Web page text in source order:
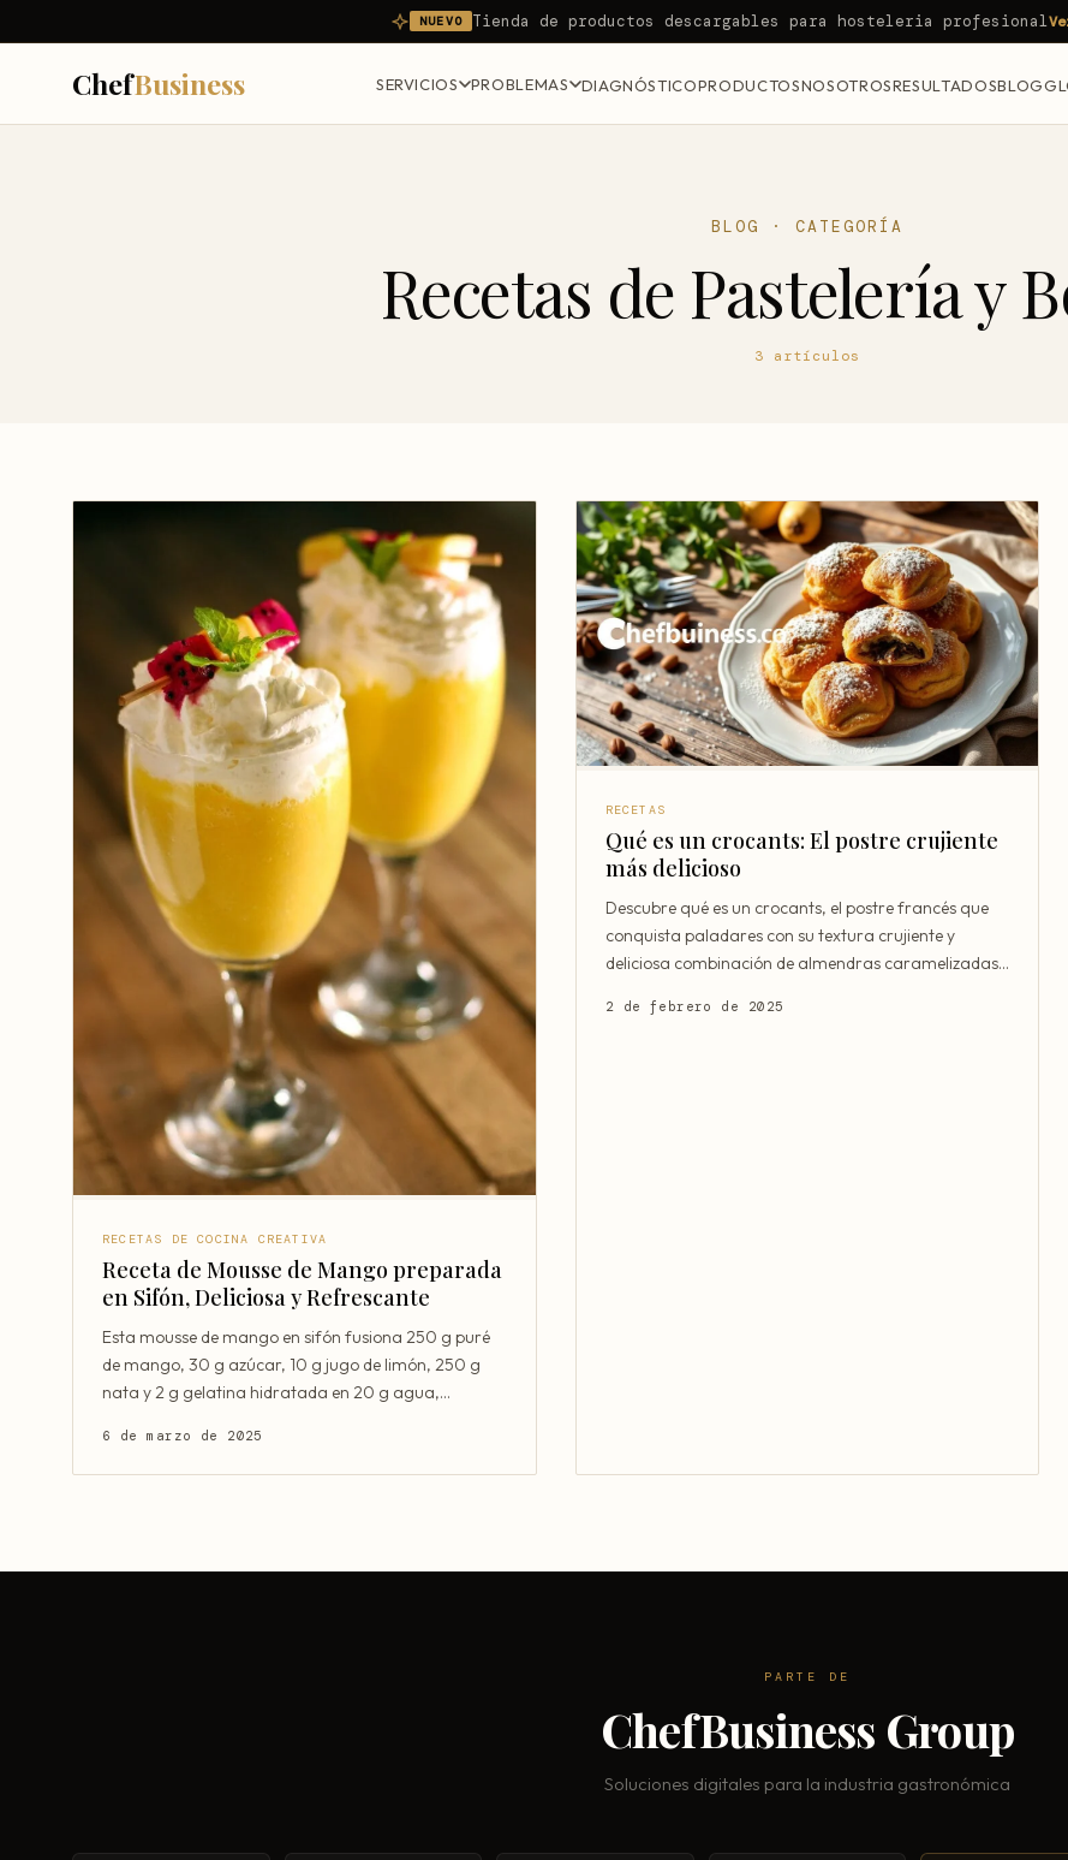
NUEVO Tienda de productos descargables para hosteleria profesional
ChefBusiness SERVICIOS PROBLEMAS DIAGNÓSTICOPRODUCTOSNOSOTROSRESULTADOSBLOG
BLOG · CATEGORÍA
Recetas de Pastelería y
3 artículos
RECETAS DE COCINA CREATIVA
Receta de Mousse de Mango preparada
en Sifón, Deliciosa y Refrescante
Esta mousse de mango en sifón fusiona 250 g puré
de mango, 30 g azúcar, 10 g jugo de limón, 250 g
nata y 2 g gelatina hidratada en 20 g agua,
6 de marzo de 2025
RECETAS
Qué es un crocants: El postre crujiente
más delicioso
Descubre qué es un crocants, el postre francés que
conquista paladares con su textura crujiente y
deliciosa combinación de almendras caramelizadas
2 de febrero de 2025
PARTE DE
ChefBusiness Group
Soluciones digitales para la industria gastronómica